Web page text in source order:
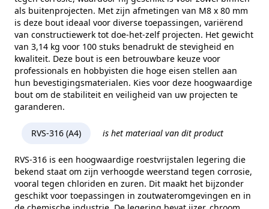
Gewicht per 100 stuks
3,14 kg
Aandrijving
Buitenzeskant met sleuf
Draadtype
Metrisch
Inhoud verpakking
100
Merk
RVS Products
als buitenprojecten. Met zijn afmetingen van M8 x 80 mm
is deze bout ideaal voor diverse toepassingen, variërend
van constructiewerk tot doe-het-zelf projecten. Het gewicht
van 3,14 kg voor 100 stuks benadrukt de stevigheid en
kwaliteit. Deze bout is een betrouwbare keuze voor
professionals en hobbyisten die hoge eisen stellen aan
hun bevestigingsmaterialen. Kies voor deze hoogwaardige
bout om de stabiliteit en veiligheid van uw projecten te
garanderen.
RVS-316 (A4) is het materiaal van dit product
RVS-316 is een hoogwaardige roestvrijstalen legering die
bekend staat om zijn verhoogde weerstand tegen corrosie,
vooral tegen chloriden en zuren. Dit maakt het bijzonder
geschikt voor toepassingen in zoutwateromgevingen en in